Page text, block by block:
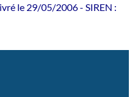
le 29/05/2006 - SIREN :